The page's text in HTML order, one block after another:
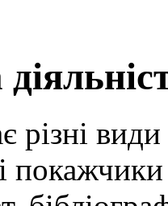
різні